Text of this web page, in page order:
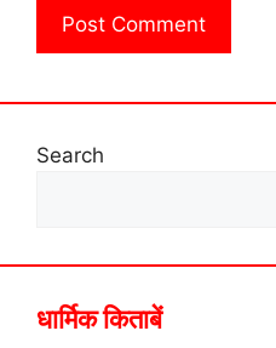
Search
धार्मिक किताबें